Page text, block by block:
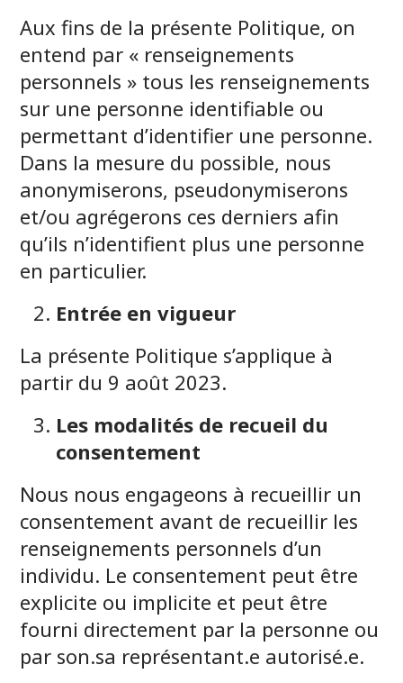
Aux fins de la présente Politique, on
entend par « renseignements
personnels » tous les renseignements
sur une personne identifiable ou
permettant d’identifier une personne.
Dans la mesure du possible, nous
anonymiserons, pseudonymiserons
et/ou agrégerons ces derniers afin
qu’ils n’identifient plus une personne
en particulier.
Entrée en vigueur
La présente Politique s’applique à
partir du 9 août 2023.
Les modalités de recueil du
consentement
Nous nous engageons à recueillir un
consentement avant de recueillir les
renseignements personnels d’un
individu. Le consentement peut être
explicite ou implicite et peut être
fourni directement par la personne ou
par son.sa représentant.e autorisé.e.